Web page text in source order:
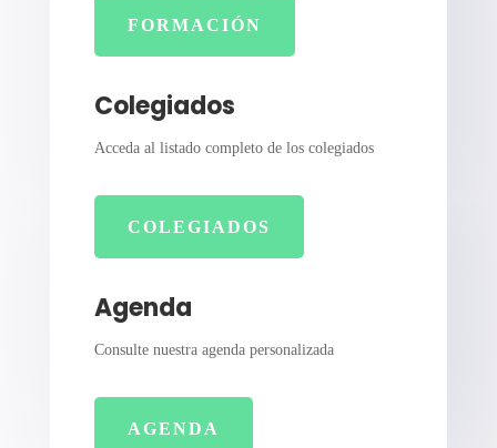
FORMACIÓN
Colegiados
Acceda al listado completo de los colegiados
COLEGIADOS
Agenda
Consulte nuestra agenda personalizada
AGENDA